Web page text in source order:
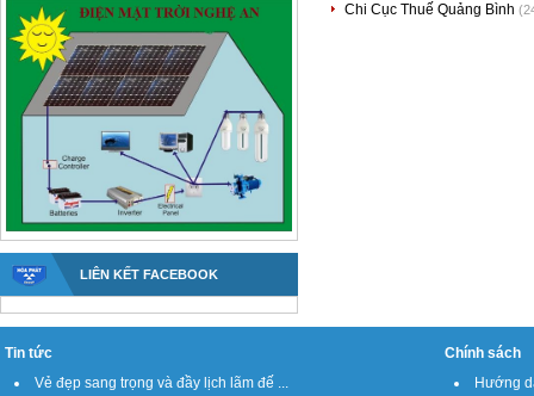
LIÊN KẾT FACEBOOK
Chi Cục Thuế Quảng Bình
Tin tức
Vẻ đẹp sang trọng và đầy lịch lãm đế ...
Chính sách
Hướng